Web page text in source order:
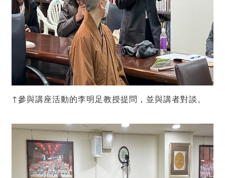
↑參與講座活動的李明足教授提問，並與講者對談。